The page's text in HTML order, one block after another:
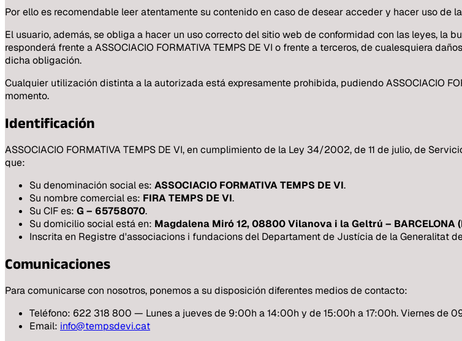
Por ello es recomendable leer atentamente su contenido en caso de desear acceder y hacer uso de
El usuario, además, se obliga a hacer un uso correcto del sitio web de conformidad con las leyes, la
responderá frente a ASSOCIACIO FORMATIVA TEMPS DE VI o frente a terceros, de cualesquiera
dicha obligación.
Cualquier utilización distinta a la autorizada está expresamente prohibida, pudiendo ASSOCIACIO
momento.
Identificación
ASSOCIACIO FORMATIVA TEMPS DE VI, en cumplimiento de la Ley 34/2002, de 11 de julio, de
que:
Su denominación social es: ASSOCIACIO FORMATIVA TEMPS DE VI.
Su nombre comercial es: FIRA TEMPS DE VI.
Su CIF es: G – 65758070.
Su domicilio social está en: Magdalena Miró 12, 08800 Vilanova i la Geltrú – BARCELONA
Inscrita en Registre d'associacions i fundacions del Departament de Justícia de la Generalitat
Comunicaciones
Para comunicarse con nosotros, ponemos a su disposición diferentes medios de contacto:
Teléfono: 622 318 800 — Lunes a jueves de 9:00h a 14:00h y de 15:00h a 17:00h. Viernes de
Email: info@tempsdevi.cat